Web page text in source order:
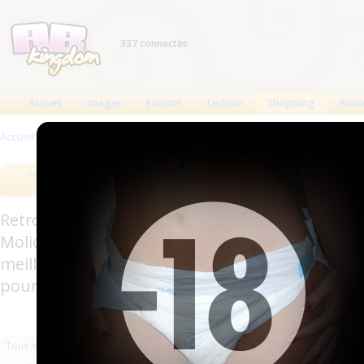
337 connectés
Accueil Images Forums Lecture Shopping
Accueil >
Tous les produits
Retrouverez sur cette page les meilleures
Molicare, Comficare, Confiance, Depend,
meilleurs produits aussi bien pour les
pour l'incontinence.
Tous les produits
Les plus récents Trier par nom